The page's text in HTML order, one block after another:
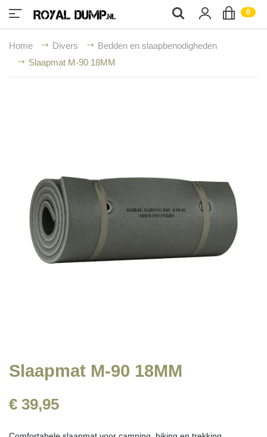
0;
Home Divers
Bedden en slaapbenodigheden
Slaapmat M-90 18MM
Slaapmat M-90 18MM
€ 39,95